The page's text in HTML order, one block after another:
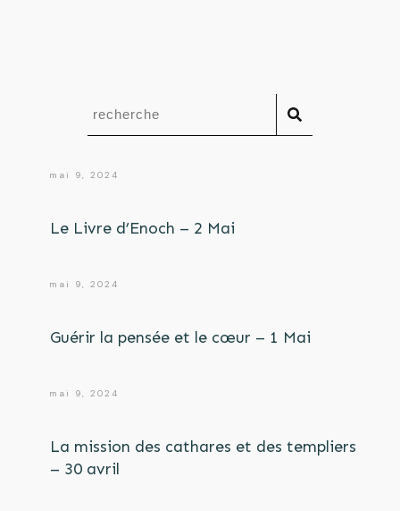
mai 9, 2024
Le Livre d’Enoch – 2 Mai
mai 9, 2024
Guérir la pensée et le cœur – 1 Mai
mai 9, 2024
La mission des cathares et des templiers
– 30 avril